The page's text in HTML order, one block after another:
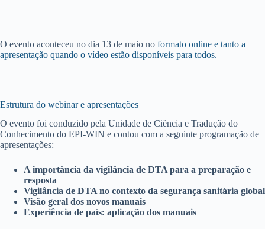
O evento aconteceu no dia 13 de maio no formato online e tanto a
apresentação quando o vídeo estão disponíveis para todos.
Estrutura do webinar e apresentações
O evento foi conduzido pela Unidade de Ciência e Tradução do
Conhecimento do EPI-WIN e contou com a seguinte programação de
apresentações:
A importância da vigilância de DTA para a preparação e
resposta
Vigilância de DTA no contexto da segurança sanitária global
Visão geral dos novos manuais
Experiência de país: aplicação dos manuais